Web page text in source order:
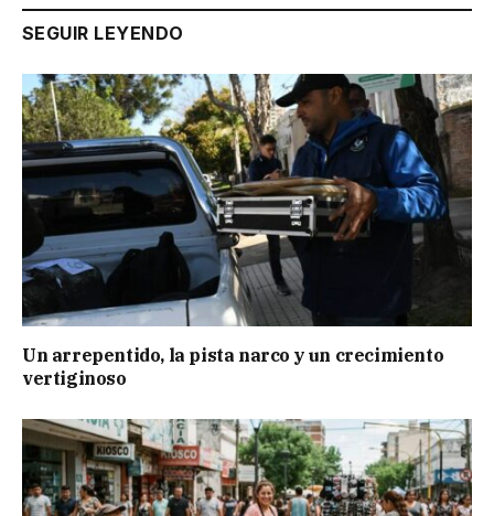
SEGUIR LEYENDO
Un arrepentido, la pista narco y un crecimiento
vertiginoso